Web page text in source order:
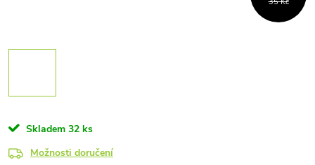
Skladem 32 ks
Možnosti doručení